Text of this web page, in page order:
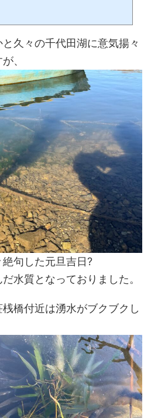
しまった。とか、ルアーテ...
久々の千代田湖に意気揚々
、
絶句した元旦吉日?
水質となっておりました。
橋付近は湧水がブクブクし